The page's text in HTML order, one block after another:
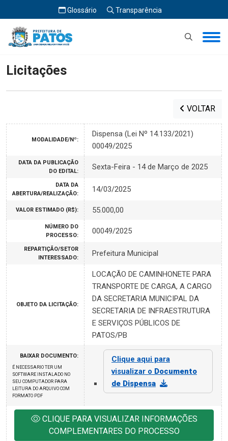
Glossário Transparência
Início Licitações
Licitações
VOLTAR
MODALIDADE/Nº:
Dispensa (Lei Nº 14.133/2021)
00049/2025
DATA DA PUBLICAÇÃO
DO EDITAL:
Sexta-Feira - 14 de Março de 2025
DATA DA
ABERTURA/REALIZAÇÃO:
14/03/2025
VALOR ESTIMADO (R$): 55.000,00
NÚMERO DO
PROCESSO:
00049/2025
REPARTIÇÃO/SETOR
INTERESSADO:
Prefeitura Municipal
OBJETO DA LICITAÇÃO:
LOCAÇÃO DE CAMINHONETE PARA
TRANSPORTE DE CARGA, A CARGO
DA SECRETARIA MUNICIPAL DA
SECRETARIA DE INFRAESTRUTURA
E SERVIÇOS PÚBLICOS DE
PATOS/PB
BAIXAR DOCUMENTO:
É NECESSARIO TER UM
SOFTWARE INSTALADO NO
SEU COMPUTADOR PARA
LEITURA DO ARQUIVO COM
FORMATO PDF
Clique aqui para
visualizar o Documento
de Dispensa
CLIQUE PARA VISUALIZAR INFORMAÇÕES
COMPLEMENTARES DO PROCESSO